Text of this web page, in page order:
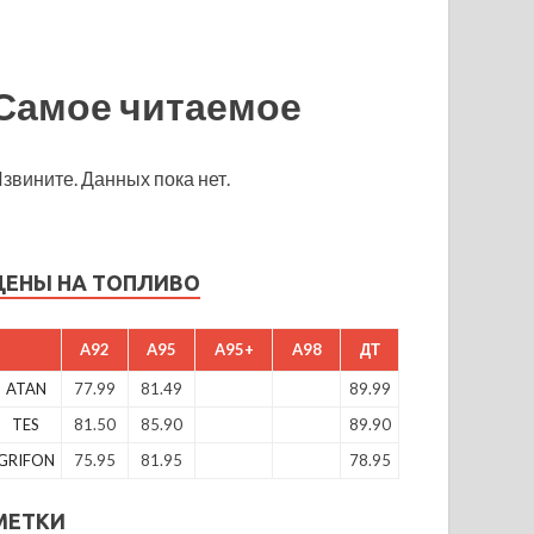
читаемое
Данных пока нет.
НА ТОПЛИВО
A92 A95 A95+ A98 ДТ
ATAN 77.99 81.49
89.99
TES
81.50 85.90
89.90
75.95 81.95 78.95